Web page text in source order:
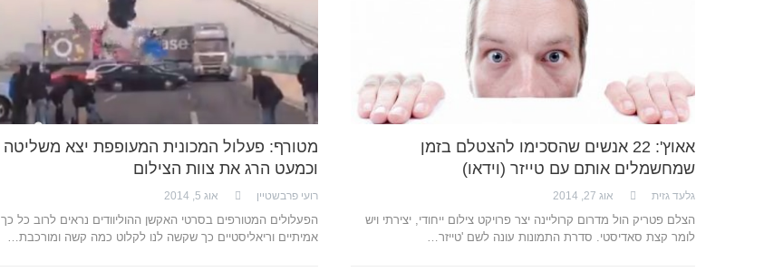
אאוץ': 22 אנשים שהסכימו להצטלם בזמן
שמחשמלים אותם עם טייזר (וידאו)
גלעד גזית אוג 27, 2014
הצלם פטריק הול מדרום קרוליינה יצר פרויקט צילום ייחודי, יצירתי ויש
לומר קצת סאדיסטי. סדרת התמונות עונה לשם 'טייזר…
מטורף: פעלול המכונית המעופפת יצא משליטה
וכמעט הרג את צוות הצילום
רועי פרבשטיין אוג 5, 2014
הפעלולים המטורפים בסרטי האקשן ההוליוודים נראים לרוב כל כך
אמיתיים וריאליסטיים כך שקשה לנו לקלוט כמה קשה ומורכבת…